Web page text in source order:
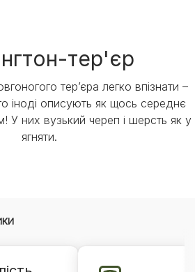
тер'єр
тер’єра легко впізнати –
іноді описують як щось середнє
У них вузький череп і шерсть як у
ягняти.